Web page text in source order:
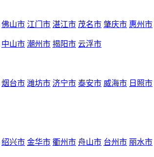
佛山市 江门市 湛江市 茂名市 肇庆市 惠州市
中山市 潮州市 揭阳市 云浮市
烟台市 潍坊市 济宁市 泰安市 威海市 日照市
绍兴市 金华市 衢州市 舟山市 台州市 丽水市